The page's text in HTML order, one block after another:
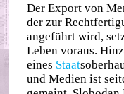
Der Export von
der zur
angeführt wird,
Leben voraus.
eines Staat
und Medien ist